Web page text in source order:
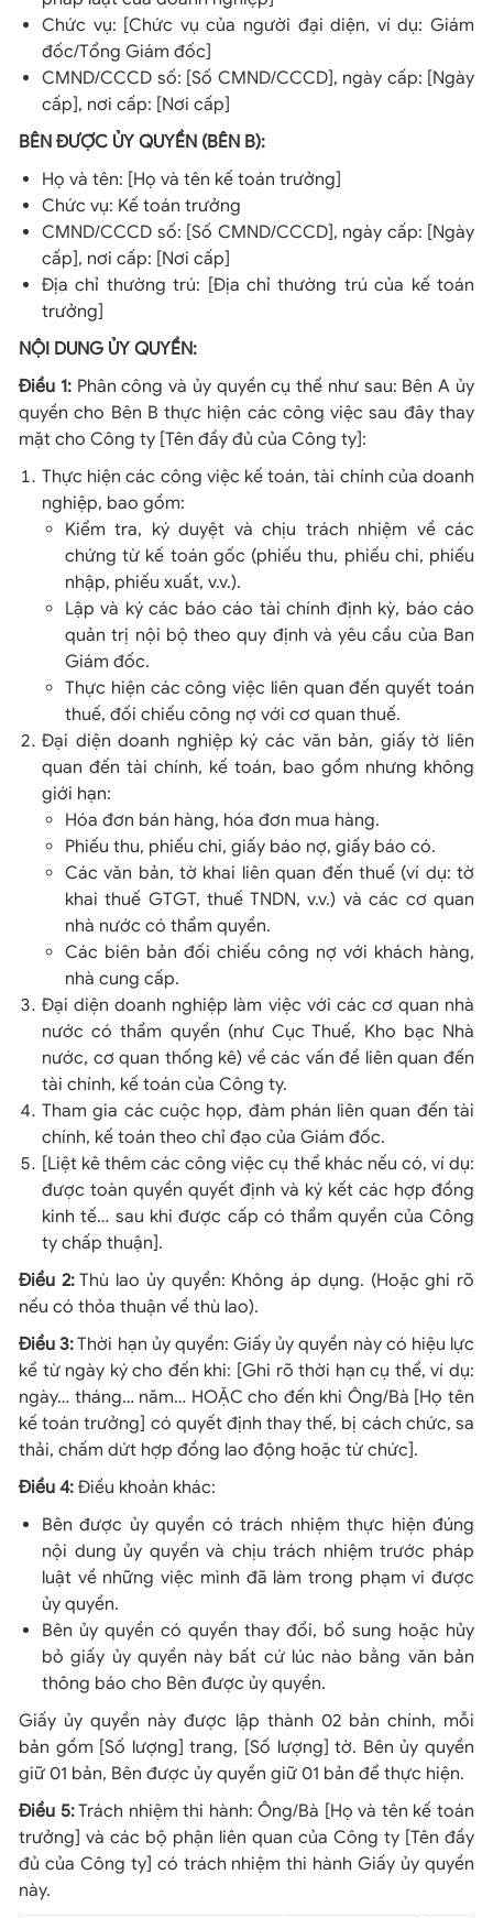
Chức vụ: [Chức vụ của người đại diện, ví dụ: Giám
đốc/Tổng Giám đốc]
CMND/CCCD số: [Số CMND/CCCD], ngày cấp: [Ngày
cấp], nơi cấp: [Nơi cấp]
BÊN ĐƯỢC ỦY QUYỀN (BÊN B):
Họ và tên: [Họ và tên kế toán trưởng]
Chức vụ: Kế toán trưởng
CMND/CCCD số: [Số CMND/CCCD], ngày cấp: [Ngày
cấp], nơi cấp: [Nơi cấp]
Địa chỉ thường trú: [Địa chỉ thường trú của kế toán
trưởng]
NỘI DUNG ỦY QUYỀN:
Điều 1:Phân công và ủy quyền cụ thể như sau: Bên A ủy
quyền cho Bên B thực hiện các công việc sau đây thay
mặt cho Công ty [Tên đầy đủ của Công ty]:
Thực hiện các công việc kế toán, tài chính của doanh
nghiệp, bao gồm:
Kiểm tra, ký duyệt và chịu trách nhiệm về các
chứng từ kế toán gốc (phiếu thu, phiếu chi, phiếu
nhập, phiếu xuất, v.v.).
Lập và ký các báo cáo tài chính định kỳ, báo cáo
quản trị nội bộ theo quy định và yêu cầu của Ban
Giám đốc.
Thực hiện các công việc liên quan đến quyết toán
thuế, đối chiếu công nợ với cơ quan thuế.
Đại diện doanh nghiệp ký các văn bản, giấy tờ liên
quan đến tài chính, kế toán, bao gồm nhưng không
giới hạn:
Hóa đơn bán hàng, hóa đơn mua hàng.
Phiếu thu, phiếu chi, giấy báo nợ, giấy báo có.
Các văn bản, tờ khai liên quan đến thuế (ví dụ: tờ
khai thuế GTGT, thuế TNDN, v.v.) và các cơ quan
nhà nước có thẩm quyền.
Các biên bản đối chiếu công nợ với khách hàng,
nhà cung cấp.
Đại diện doanh nghiệp làm việc với các cơ quan nhà
nước có thẩm quyền (như Cục Thuế, Kho bạc Nhà
nước, cơ quan thống kê) về các vấn đề liên quan đến
tài chính, kế toán của Công ty.
Tham gia các cuộc họp, đàm phán liên quan đến tài
chính, kế toán theo chỉ đạo của Giám đốc.
[Liệt kê thêm các công việc cụ thể khác nếu có, ví dụ:
được toàn quyền quyết định và ký kết các hợp đồng
kinh tế… sau khi được cấp có thẩm quyền của Công
ty chấp thuận].
Điều 2:Thù lao ủy quyền: Không áp dụng. (Hoặc ghi rõ
nếu có thỏa thuận về thù lao).
Điều 3:Thời hạn ủy quyền: Giấy ủy quyền này có hiệu lực
kể từ ngày ký cho đến khi: [Ghi rõ thời hạn cụ thể, ví dụ:
ngày… tháng… năm… HOẶC cho đến khi Ông/Bà [Họ tên
kế toán trưởng] có quyết định thay thế, bị cách chức, sa
thải, chấm dứt hợp đồng lao động hoặc từ chức].
Điều 4: Điều khoản khác:
Bên được ủy quyền có trách nhiệm thực hiện đúng
nội dung ủy quyền và chịu trách nhiệm trước pháp
luật về những việc mình đã làm trong phạm vi được
ủy quyền.
Bên ủy quyền có quyền thay đổi, bổ sung hoặc hủy
bỏ giấy ủy quyền này bất cứ lúc nào bằng văn bản
thông báo cho Bên được ủy quyền.
Giấy ủy quyền này được lập thành 02 bản chính, mỗi
bản gồm [Số lượng] trang, [Số lượng] tờ. Bên ủy quyền
giữ 01 bản, Bên được ủy quyền giữ 01 bản để thực hiện.
Điều 5:Trách nhiệm thi hành: Ông/Bà [Họ và tên kế toán
trưởng] và các bộ phận liên quan của Công ty [Tên đầy
đủ của Công ty] có trách nhiệm thi hành Giấy ủy quyền
này.